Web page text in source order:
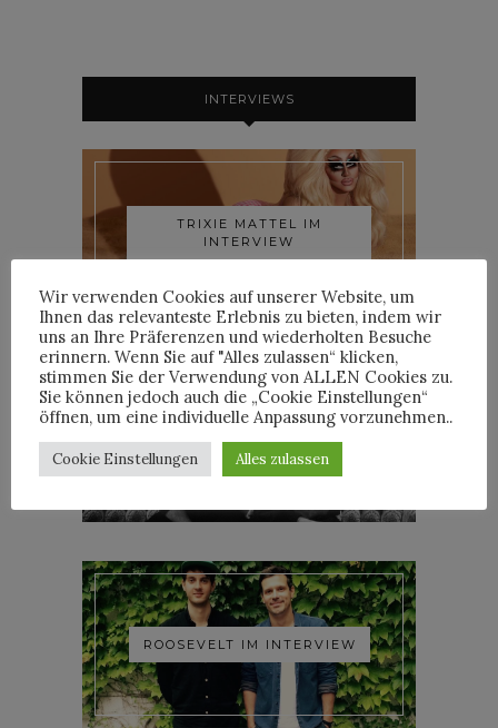
INTERVIEWS
TRIXIE MATTEL IM
INTERVIEW
YOANN LEMOINE AKA
WOODKID IM INTERVIEW
ROOSEVELT IM INTERVIEW
Wir verwenden Cookies auf unserer Website, um
Ihnen das relevanteste Erlebnis zu bieten, indem wir
uns an Ihre Präferenzen und wiederholten Besuche
erinnern. Wenn Sie auf "Alles zulassen“ klicken,
stimmen Sie der Verwendung von ALLEN Cookies zu.
Sie können jedoch auch die „Cookie Einstellungen“
öffnen, um eine individuelle Anpassung vorzunehmen..
Cookie Einstellungen Alles zulassen